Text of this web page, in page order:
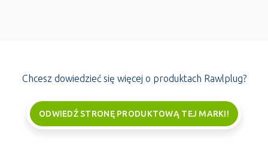
Chcesz dowiedzieć się więcej o produktach Rawlplug?
ODWIEDŹ STRONĘ PRODUKTOWĄ TEJ MARKI!